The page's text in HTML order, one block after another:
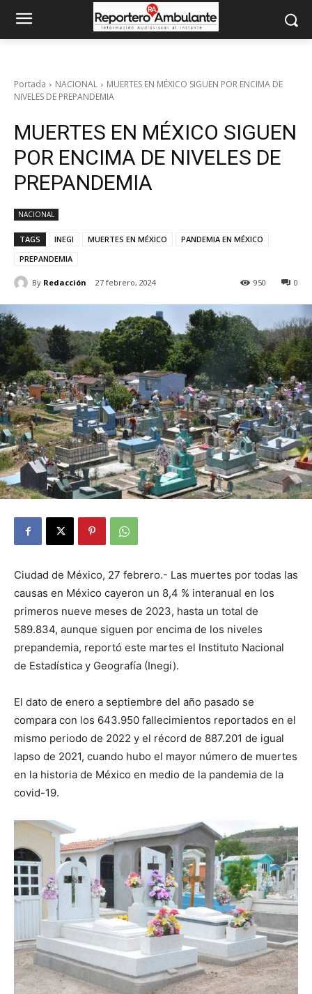
Portada NACIONAL
MUERTES EN MÉXICO SIGUEN POR ENCIMA DE
NIVELES DE PREPANDEMIA
MUERTES EN MÉXICO SIGUEN
POR ENCIMA DE NIVELES DE
PREPANDEMIA
NACIONAL
TAGS INEGI MUERTES EN MÉXICO
PANDEMIA EN MÉXICO
PREPANDEMIA
By Redacción 27 febrero, 2024 0
950
Ciudad de México, 27 febrero.- Las muertes por todas las
causas en México cayeron un 8,4 % interanual en los
primeros nueve meses de 2023, hasta un total de
589.834, aunque siguen por encima de los niveles
prepandemia, reportó este martes el Instituto Nacional
de Estadística y Geografía (Inegi).
El dato de enero a septiembre del año pasado se
compara con los 643.950 fallecimientos reportados en el
mismo periodo de 2022 y el récord de 887.201 de igual
lapso de 2021, cuando hubo el mayor número de muertes
en la historia de México en medio de la pandemia de la
covid-19.